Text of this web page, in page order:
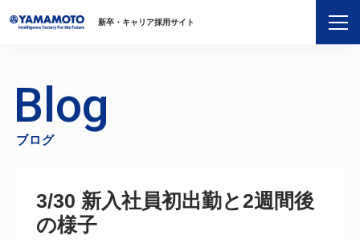
新卒・キャリア採用サイト
Blog
ブログ
3/30 新入社員初出勤と2週間後
の様子